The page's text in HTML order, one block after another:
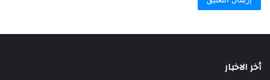
أخر الاخبار